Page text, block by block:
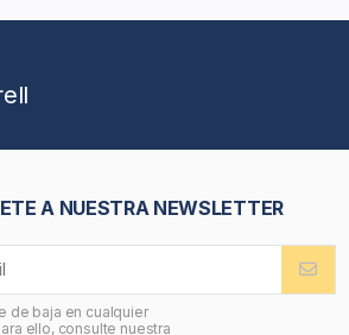
A NUESTRA NEWSLETTER
de baja en cualquier
ello, consulte nuestra